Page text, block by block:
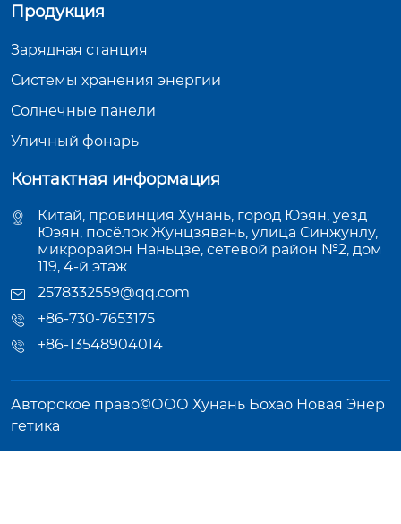
Продукция
Зарядная станция
Системы хранения энергии
Солнечные панели
Уличный фонарь
Контактная информация
Китай, провинция Хунань, город Юэян, уезд
Юэян, посёлок Жунцзявань, улица Синжунлу,
микрорайон Наньцзе, сетевой район №2, дом
119, 4-й этаж
2578332559@qq.com
+86-730-7653175
+86-13548904014
Авторское право©ООО Хунань Бохао Новая Энер
гетика